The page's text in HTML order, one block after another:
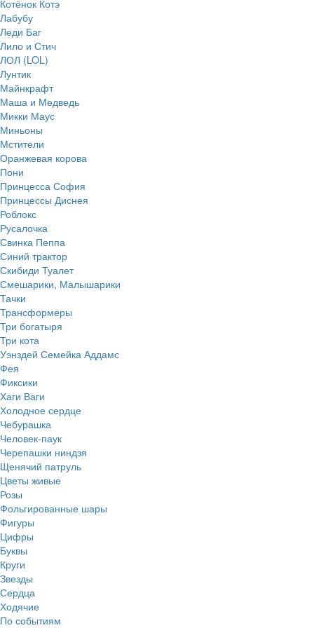
Котёнок Котэ
Лабубу
Леди Баг
Лило и Стич
ЛОЛ (LOL)
Лунтик
Майнкрафт
Маша и Медведь
Микки Маус
Миньоны
Мстители
Оранжевая корова
Пони
Принцесса София
Принцессы Диснея
Роблокс
Русалочка
Свинка Пеппа
Синий трактор
Скибиди Туалет
Смешарики, Малышарики
Тачки
Трансформеры
Три богатыря
Три кота
Уэнздей Семейка Аддамс
Фея
Фиксики
Хаги Ваги
Холодное сердце
Чебурашка
Человек-паук
Черепашки ниндзя
Щенячий патруль
Цветы живые
Розы
Фольгированные шары
Фигуры
Цифры
Буквы
Круги
Звезды
Сердца
Ходячие
По событиям